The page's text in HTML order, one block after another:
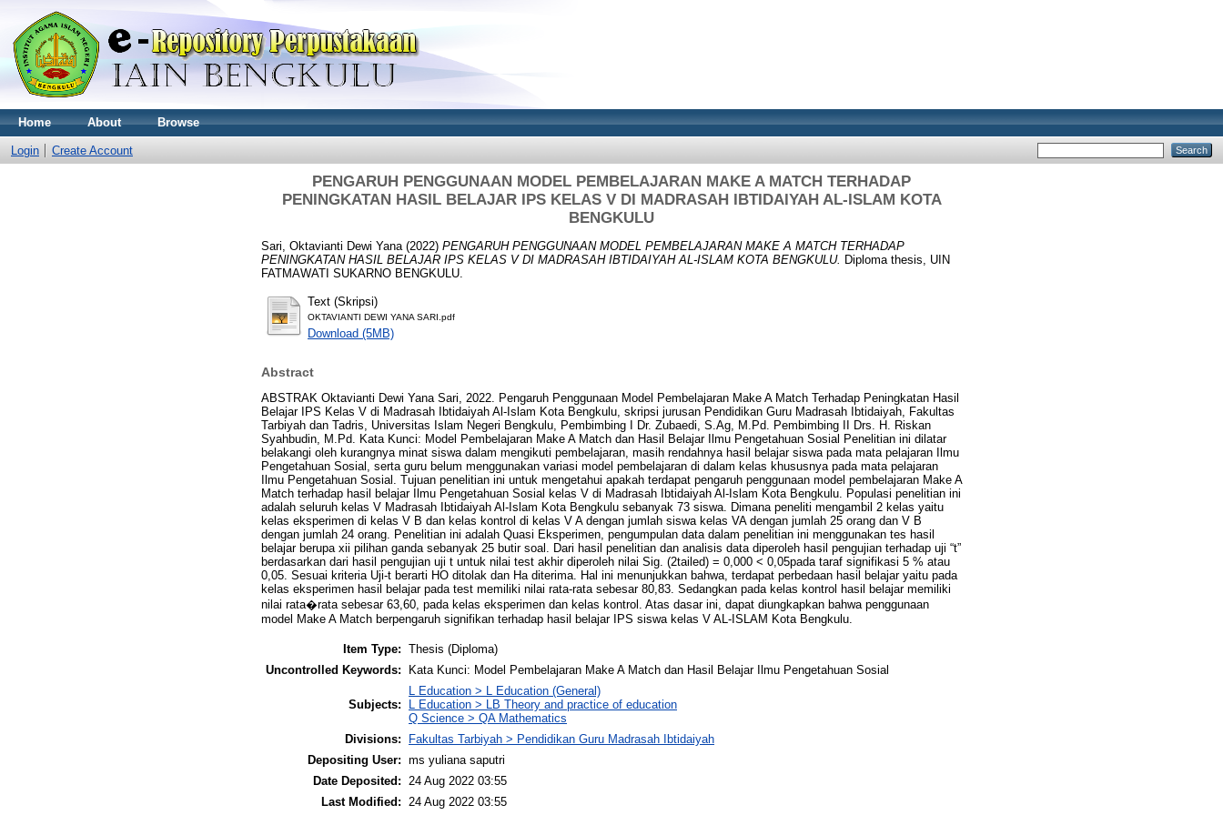
Home About Browse
Login Create Account
PENGARUH PENGGUNAAN MODEL PEMBELAJARAN MAKE A MATCH TERHADAP
PENINGKATAN HASIL BELAJAR IPS KELAS V DI MADRASAH IBTIDAIYAH AL-ISLAM KOTA
BENGKULU
Sari, Oktavianti Dewi Yana (2022) PENGARUH PENGGUNAAN MODEL PEMBELAJARAN MAKE A MATCH TERHADAP
PENINGKATAN HASIL BELAJAR IPS KELAS V DI MADRASAH IBTIDAIYAH AL-ISLAM KOTA BENGKULU. Diploma thesis, UIN
FATMAWATI SUKARNO BENGKULU.
Text (Skripsi)
OKTAVIANTI DEWI YANA SARI.pdf
Download (5MB)
Abstract
ABSTRAK Oktavianti Dewi Yana Sari, 2022. Pengaruh Penggunaan Model Pembelajaran Make A Match Terhadap Peningkatan Hasil
Belajar IPS Kelas V di Madrasah Ibtidaiyah Al-Islam Kota Bengkulu, skripsi jurusan Pendidikan Guru Madrasah Ibtidaiyah, Fakultas
Tarbiyah dan Tadris, Universitas Islam Negeri Bengkulu, Pembimbing I Dr. Zubaedi, S.Ag, M.Pd. Pembimbing II Drs. H. Riskan
Syahbudin, M.Pd. Kata Kunci: Model Pembelajaran Make A Match dan Hasil Belajar Ilmu Pengetahuan Sosial Penelitian ini dilatar
belakangi oleh kurangnya minat siswa dalam mengikuti pembelajaran, masih rendahnya hasil belajar siswa pada mata pelajaran Ilmu
Pengetahuan Sosial, serta guru belum menggunakan variasi model pembelajaran di dalam kelas khususnya pada mata pelajaran
Ilmu Pengetahuan Sosial. Tujuan penelitian ini untuk mengetahui apakah terdapat pengaruh penggunaan model pembelajaran Make A
Match terhadap hasil belajar Ilmu Pengetahuan Sosial kelas V di Madrasah Ibtidaiyah Al-Islam Kota Bengkulu. Populasi penelitian ini
adalah seluruh kelas V Madrasah Ibtidaiyah Al-Islam Kota Bengkulu sebanyak 73 siswa. Dimana peneliti mengambil 2 kelas yaitu
kelas eksperimen di kelas V B dan kelas kontrol di kelas V A dengan jumlah siswa kelas VA dengan jumlah 25 orang dan V B
dengan jumlah 24 orang. Penelitian ini adalah Quasi Eksperimen, pengumpulan data dalam penelitian ini menggunakan tes hasil
belajar berupa xii pilihan ganda sebanyak 25 butir soal. Dari hasil penelitian dan analisis data diperoleh hasil pengujian terhadap uji “t”
berdasarkan dari hasil pengujian uji t untuk nilai test akhir diperoleh nilai Sig. (2tailed) = 0,000 < 0,05pada taraf signifikasi 5 % atau
0,05. Sesuai kriteria Uji-t berarti HO ditolak dan Ha diterima. Hal ini menunjukkan bahwa, terdapat perbedaan hasil belajar yaitu pada
kelas eksperimen hasil belajar pada test memiliki nilai rata-rata sebesar 80,83. Sedangkan pada kelas kontrol hasil belajar memiliki
nilai rata�rata sebesar 63,60, pada kelas eksperimen dan kelas kontrol. Atas dasar ini, dapat diungkapkan bahwa penggunaan
model Make A Match berpengaruh signifikan terhadap hasil belajar IPS siswa kelas V AL-ISLAM Kota Bengkulu.
Item Type: Thesis (Diploma)
Uncontrolled Keywords:
Kata Kunci: Model Pembelajaran Make A Match dan Hasil Belajar Ilmu Pengetahuan Sosial
Subjects:
L Education > L Education (General)
L Education > LB Theory and practice of education
Q Science > QA Mathematics
Divisions:
Fakultas Tarbiyah > Pendidikan Guru Madrasah Ibtidaiyah
Depositing User: ms yuliana saputri
Date Deposited:
24 Aug 2022 03:55
Last Modified:
24 Aug 2022 03:55